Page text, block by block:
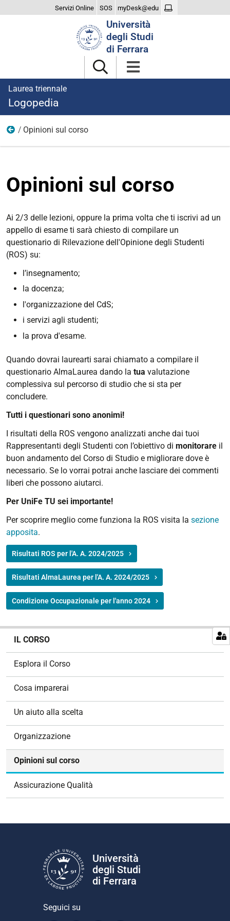
Servizi Online SOS myDesk@edu
Università
degli Studi
di Ferrara
Laurea triennale
Logopedia
Il Corso
Opinioni sul corso
Opinioni sul corso
Ai 2/3 delle lezioni, oppure la prima volta che ti iscrivi ad un
appello di esame ti sarà chiesto di compilare un
questionario di Rilevazione dell'Opinione degli Studenti
(ROS) su:
l’insegnamento;
la docenza;
l'organizzazione del CdS;
i servizi agli studenti;
la prova d'esame.
Quando dovrai laurearti sarai chiamato a compilare il
questionario AlmaLaurea dando la tua valutazione
complessiva sul percorso di studio che si sta per
concludere.
Tutti i questionari sono anonimi!
I risultati della ROS vengono analizzati anche dai tuoi
Rappresentanti degli Studenti con l’obiettivo di monitorare il
buon andamento del Corso di Studio e migliorare dove è
necessario. Se lo vorrai potrai anche lasciare dei commenti
liberi che possono aiutarci.
Per UniFe TU sei importante!
Per scoprire meglio come funziona la ROS visita la sezione
apposita.
Risultati ROS per l'A. A. 2024/2025
Risultati AlmaLaurea per l'A. A. 2024/2025
Condizione Occupazionale per l'anno 2024
IL CORSO
Esplora il Corso
Cosa imparerai
Un aiuto alla scelta
Organizzazione
Opinioni sul corso
Assicurazione Qualità
Università
degli Studi
di Ferrara
Seguici su